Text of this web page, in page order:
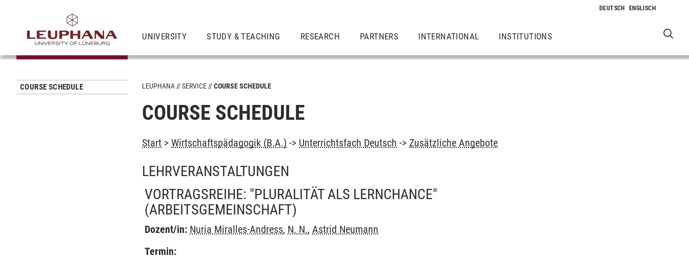
UNIVERSITY STUDY & TEACHING RESEARCH PARTNERS INTERNATIONAL INSTITUTIONS
COURSE SCHEDULE LEUPHANA SERVICE COURSE SCHEDULE
COURSE SCHEDULE
Start >Wirtschaftspädagogik (B.A.) -> Unterrichtsfach Deutsch -> Zusätzliche Angebote
LEHRVERANSTALTUNGEN
VORTRAGSREIHE: "PLURALITÄT ALS LERNCHANCE"
(ARBEITSGEMEINSCHAFT)
Dozent/in: Nuria Miralles-Andress, N. N.,Astrid Neumann
Termin: